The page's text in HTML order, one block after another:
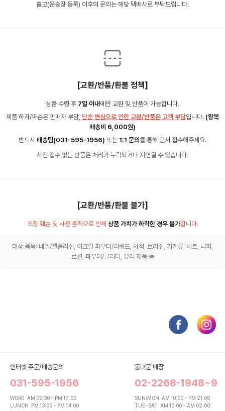
출고(운송장 등록) 이후의 문의는 해당 택배사로 부탁드립니다.
[교환/반품/환불 정책]
상품 수령 후 7일 이내 에만 교환 및 반품이 가능합니다.
제품 하자/파손은 판매자 부담, 단순 변심으로 인한 교환/반품은 고객 부담입니다. (왕복
배송비 6,000원)
반드시 배송팀(031-595-1956) 또는 1:1 문의 를 통해 먼저 접수해주세요.
사전 접수 없는 반품은 처리가 누락되거나 지연될 수 있습니다.
[교환/반품/환불 불가]
포장 훼손 및 사용 흔적으로 인해 상품 가치가 하락한 경우 불가합니다.
대상 품목: 네일/젤폴리쉬, 아크릴 파우더/리퀴드, 서적, 브러쉬, 기계류, 비트, 니퍼,
로션, 파우더/글리터, 유리 제품 등
인터넷 주문/배송문의
031-595-1956
WORK AM 09:30 ~ PM 17:00
LUNCH PM 13:00 ~ PM 14:00
동대문 매장
02-2268-1948~9
SUN/MON AM 10:00 ~ PM 21:00
TUE~SAT AM 10:00 ~ AM 02:00